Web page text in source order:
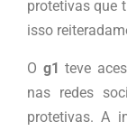
protetivas que
isso
O g1 teve
nas redes
protetivas. A